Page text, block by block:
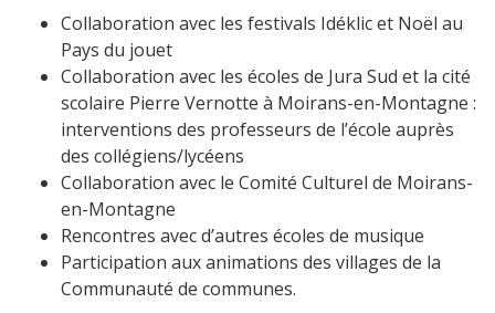
Collaboration avec les festivals Idéklic et Noël au
Pays du jouet
Collaboration avec les écoles de Jura Sud et la cité
scolaire Pierre Vernotte à Moirans-en-Montagne :
interventions des professeurs de l’école auprès
des collégiens/lycéens
Collaboration avec le Comité Culturel de Moirans-
en-Montagne
Rencontres avec d’autres écoles de musique
Participation aux animations des villages de la
Communauté de communes.